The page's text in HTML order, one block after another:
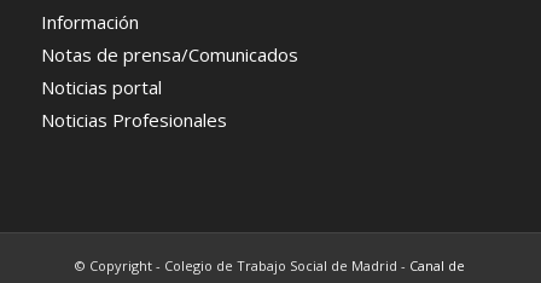
Información
Notas de prensa/Comunicados
Noticias portal
Noticias Profesionales
© Copyright - Colegio de Trabajo Social de Madrid - Canal de